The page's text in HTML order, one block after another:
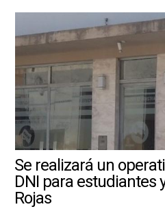
Se realizará un
DNI para estudiantes
Rojas